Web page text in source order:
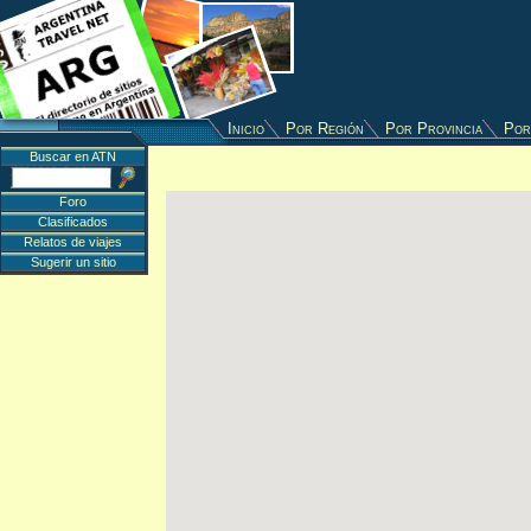
Inicio Por Región Por Provincia
Buscar en ATN
Foro
Clasificados
Relatos de viajes
Sugerir un sitio